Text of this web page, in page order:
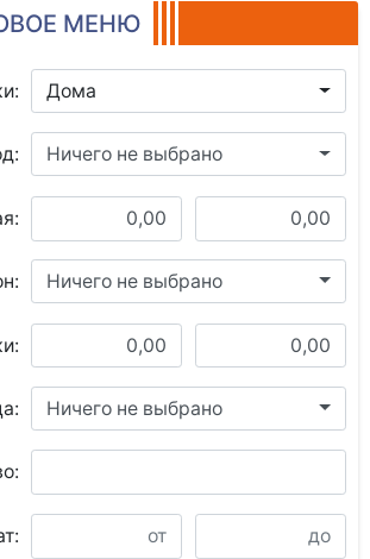
МЕНЮ
Дома
Ничего не выбрано
Ничего не выбрано
Ничего не выбрано